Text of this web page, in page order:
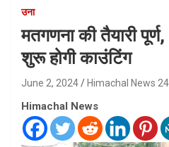
उना
मतगणना की तैयारी
शुरू होगी काउंटिंग
June 2, 2024 Himachal News
Himachal News